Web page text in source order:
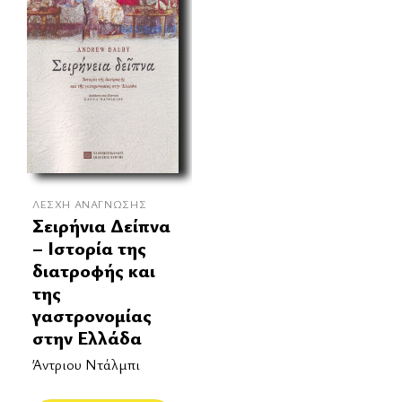
ΛΈΣΧΗ ΑΝΆΓΝΩΣΗΣ
Σειρήνια Δείπνα
– Ιστορία της
διατροφής και
της
γαστρονομίας
στην Ελλάδα
Άντριου Ντάλμπι